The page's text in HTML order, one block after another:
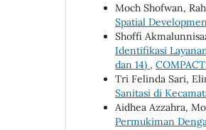
Moch Shofwan,
Spatial
Shoffi
Identifikasi
dan 14) ,
Tri Felinda Sari,
Sanitasi di
Aidhea Azzahra,
Permukiman